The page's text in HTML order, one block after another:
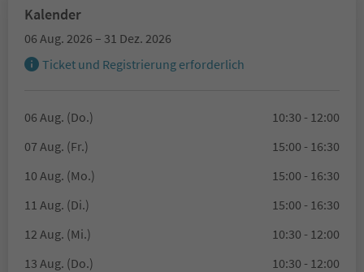
Kalender
06 Aug. 2026 – 31 Dez. 2026
Ticket und Registrierung erforderlich
06 Aug. (Do.)
10:30 - 12:00
07 Aug. (Fr.)
15:00 - 16:30
10 Aug. (Mo.)
15:00 - 16:30
11 Aug. (Di.)
15:00 - 16:30
12 Aug. (Mi.)
10:30 - 12:00
13 Aug. (Do.)
10:30 - 12:00